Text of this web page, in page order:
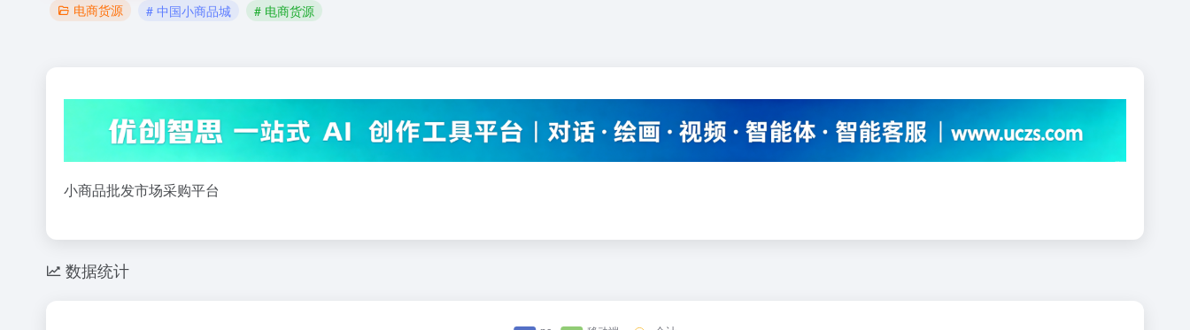
电商货源 # 中国小商品城 # 电商货源
小商品批发市场采购平台
数据统计